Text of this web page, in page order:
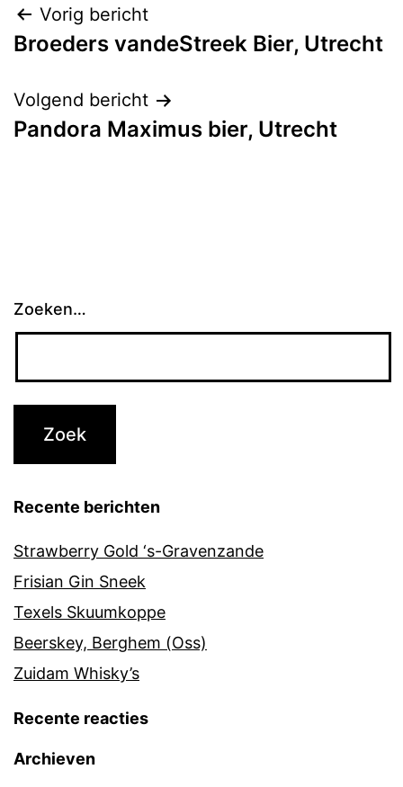
Bericht
navigatie
Vorig bericht
Broeders vandeStreek Bier, Utrecht
Volgend bericht
Pandora Maximus bier, Utrecht
Zoeken…
Recente berichten
Strawberry Gold ‘s-Gravenzande
Frisian Gin Sneek
Texels Skuumkoppe
Beerskey, Berghem (Oss)
Zuidam Whisky’s
Recente reacties
Archieven